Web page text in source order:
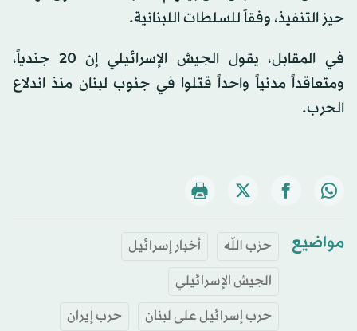
حيز التنفيذ، وفقاً للسلطات اللبنانية.
في المقابل، يقول الجيش الإسرائيلي إن 20 جندياً،
ومتعاقداً مدنياً واحداً قتلوا في جنوب لبنان منذ اندلاع
الحرب.
مواضيع حزب الله
أخبار إسرائيل
الجيش الإسرائيلي
حرب إسرائيل على لبنان
حرب إيران